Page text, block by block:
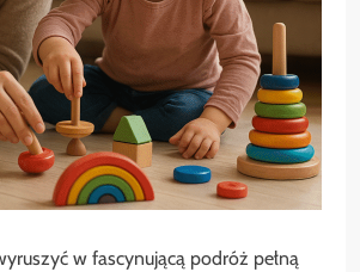
w fascynującą podróż pełną